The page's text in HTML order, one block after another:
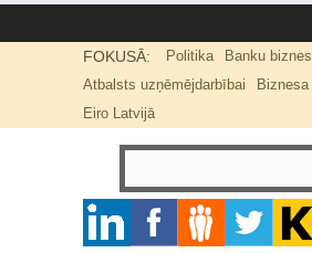
FOKUSĀ: Politika
Banku
Atbalsts uzņēmējdarbībai
Eiro Latvijā